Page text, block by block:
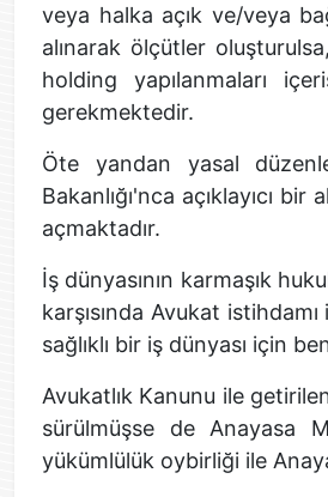
veya halka açık ve/veya
alınarak ölçütler
holding yapılanmaları
gerekmektedir.
Öte yandan yasal
Bakanlığı'nca açıklayıcı
açmaktadır.
İş dünyasının karmaşık
karşısında Avukat
sağlıklı bir iş dünyası için
Avukatlık Kanunu ile
sürülmüşse de Anayasa
yükümlülük oybirliği ile